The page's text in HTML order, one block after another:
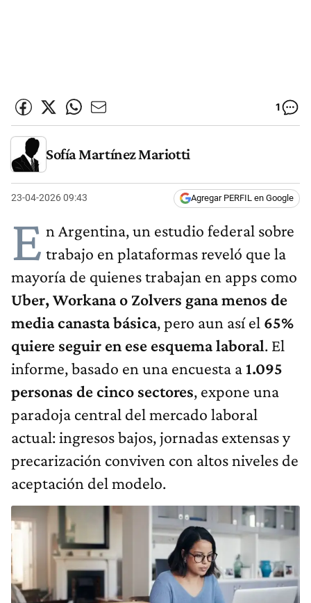
1
Sofía Martínez Mariotti
23-04-2026 09:43 Agregar PERFIL en Google
E n Argentina, un estudio federal sobre
trabajo en plataformas reveló que la
mayoría de quienes trabajan en apps como
Uber, Workana o Zolvers gana menos de
media canasta básica, pero aun así el 65%
quiere seguir en ese esquema laboral. El
informe, basado en una encuesta a1.095
personas de cinco sectores, expone una
paradoja central del mercado laboral
actual: ingresos bajos, jornadas extensas y
precarización conviven con altos niveles de
aceptación del modelo.